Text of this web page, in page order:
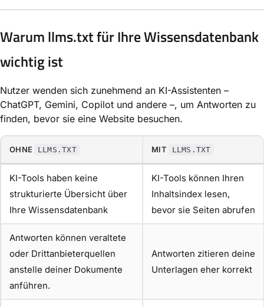
Warum llms.txt für Ihre Wissensdatenbank
wichtig ist
Nutzer wenden sich zunehmend an KI-Assistenten –
ChatGPT, Gemini, Copilot und andere –, um Antworten zu
finden, bevor sie eine Website besuchen.
OHNE LLMS.TXT MIT LLMS.TXT
KI-Tools haben keine
strukturierte Übersicht über
Ihre Wissensdatenbank
KI-Tools können Ihren
Inhaltsindex lesen,
bevor sie Seiten abrufen
Antworten können veraltete
oder Drittanbieterquellen
anstelle deiner Dokumente
anführen.
Antworten zitieren deine
Unterlagen eher korrekt